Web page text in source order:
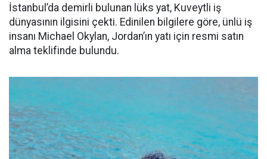
İstanbul’da demirli bulunan lüks yat, Kuveytli iş
dünyasının ilgisini çekti. Edinilen bilgilere göre, ünlü iş
insanı Michael Okylan, Jordan’ın yatı için resmi satın
alma teklifinde bulundu.